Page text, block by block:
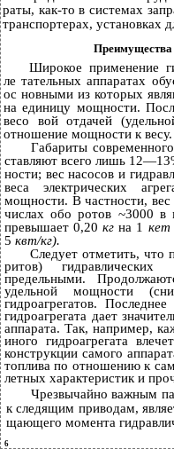
раты, как-то в системах
транспортерах, установках
Преимущества
Широкое применение
ле­ тательных аппаратах
ос­ новными из которых
на единицу мощности.
весо­ вой отдачей
отношение мощности к весу.
Габариты
ставляют всего лишь
ности; вес насосов и
веса электрических
мощности. В частности, вес
числах обо­ ротов ~3000
превышает 0,20кгна 1 кет
5 квт/кг).
Следует отметить, что
ритов)
предельными.
удельной мощности
гидроагрегатов.
гидроагрегата дает
аппарата. Так, например,
иного гидроагрегата
конструкции самого
топлива по отношению к
летных характеристик и
Чрезвычайно важным
к следящим приводам,
щающего момента
6